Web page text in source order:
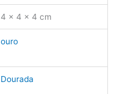
4 × 4 × 4 cm
ouro
Dourada